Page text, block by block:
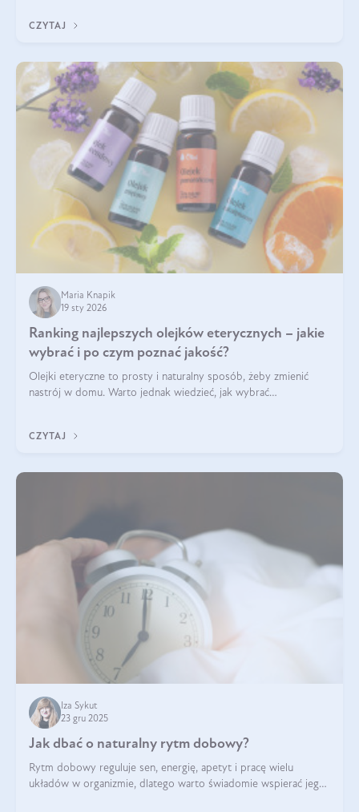
CZYTAJ
Maria Knapik
19 sty 2026
Ranking najlepszych olejków eterycznych – jakie
wybrać i po czym poznać jakość?
Olejki eteryczne to prosty i naturalny sposób, żeby zmienić
nastrój w domu. Warto jednak wiedzieć, jak wybrać
kryteria wyboru!
CZYTAJ
Iza Sykut
23 gru 2025
Jak dbać o naturalny rytm dobowy?
Rytm dobowy reguluje sen, energię, apetyt i pracę wielu
układów w organizmie, dlatego warto świadomie wspierać jego